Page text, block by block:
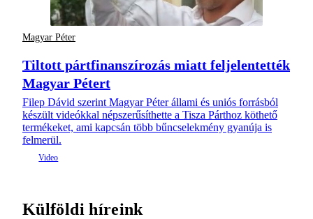
Magyar Péter
Tiltott pártfinanszírozás miatt feljelentették
Magyar Pétert
Filep Dávid szerint Magyar Péter állami és uniós forrásból
készült videókkal népszerűsíthette a Tisza Párthoz köthető
termékeket, ami kapcsán több bűncselekmény gyanúja is
felmerül.
Külföldi híreink